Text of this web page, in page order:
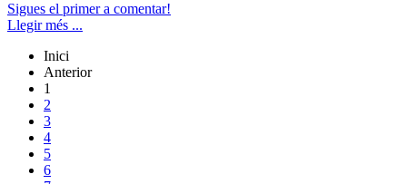
Sigues el primer a comentar!
Llegir més ...
Inici
Anterior
1
2
3
4
5
6